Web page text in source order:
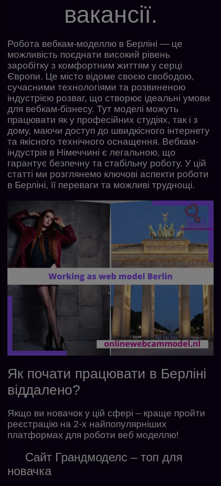
вакансії.
Робота вебкам-моделлю в Берліні — це
можливість поєднати високий рівень
заробітку з комфортним життям у серці
Європи. Це місто відоме своєю свободою,
сучасними технологіями та розвиненою
індустрією розваг, що створює ідеальні умови
для вебкам-бізнесу. Тут моделі можуть
працювати як у професійних студіях, так і з
дому, маючи доступ до швидкісного інтернету
та якісного технічного оснащення. Вебкам-
індустрія в Німеччині є легальною, що
гарантує безпечну та стабільну роботу. У цій
статті ми розглянемо ключові аспекти роботи
в Берліні, її переваги та можливі труднощі.
Як почати працювати в Берліні
віддалено?
Якщо ви новачок у цій сфері – краще пройти
реєстрацію на 2-х найпопулярніших
платформах для роботи веб моделлю!
Сайт Грандмоделс – топ для
новачка